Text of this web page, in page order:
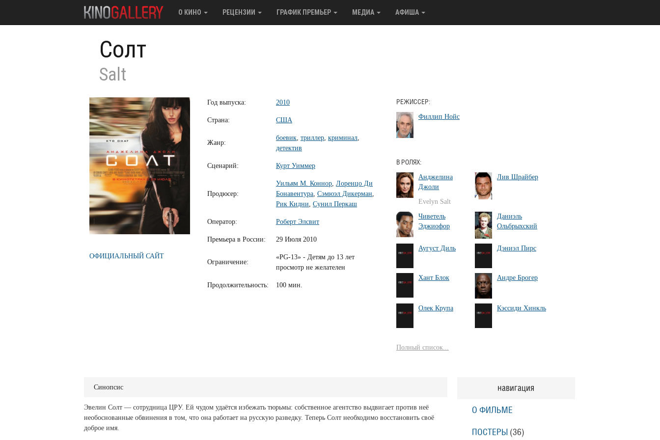
О КИНО РЕЦЕНЗИИ ГРАФИК ПРЕМЬЕР МЕДИА АФИША
Солт
Salt
ОФИЦИАЛЬНЫЙ САЙТ
Год выпуска: 2010
Страна: США
Жанр:
боевик, триллер, криминал,
детектив
Сценарий: Курт Уиммер
Продюсер:
Уильям М. Коннор, Лоренцо Ди
Бонавентура, Сэмюэл Дикерман,
Рик Кидни, Сунил Перкаш
Оператор: Роберт Элсвит
Премьера в России: 29 Июля 2010
Ограничение:
«PG-13» - Детям до 13 лет
просмотр не желателен
Продолжительность: 100 мин.
РЕЖИССЕР:
Филлип Нойс
В РОЛЯХ:
Анджелина
Джоли
Evelyn Salt
Лив Шрайбер
Чиветель
Эджиофор
Даниэль
Ольбрыхский
Аугуст Диль Дэниэл Пирс
Хант Блок Андре Брогер
Олек Крупа Кэссиди Хинкль
Полный список...
Синопсис
Эвелин Солт — сотрудница ЦРУ. Ей чудом удаётся избежать тюрьмы: собственное агентство выдвигает против неё
необоснованные обвинения в том, что она работает на русскую разведку. Теперь Солт необходимо восстановить своё
доброе имя.
навигация
О ФИЛЬМЕ
ПОСТЕРЫ (36)